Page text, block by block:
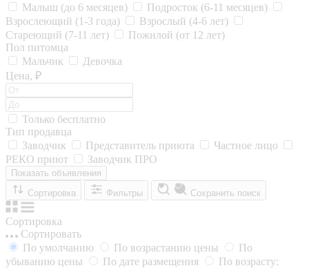
Малыш (до 6 месяцев)
Подросток (6-11 месяцев)
Взрослеющий (1-3 года)
Взрослый (4-6 лет)
Стареющий (7-11 лет)
Пожилой (от 12 лет)
Пол питомца
Мальчик
Девочка
Цена, ₽
Только бесплатно
Тип продавца
Заводчик
Представитель приюта
Частное лицо
РЕКО приют
Заводчик ПРО
Показать объявления
Сортировка
Фильтры Сохранить поиск
Сортировка
Сортировать
По умолчанию
По возрастанию цены
По
убыванию цены
По дате размещения
По возрасту: